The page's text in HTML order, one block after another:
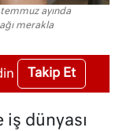
ayında
merakla
Takip Et
iş dünyası